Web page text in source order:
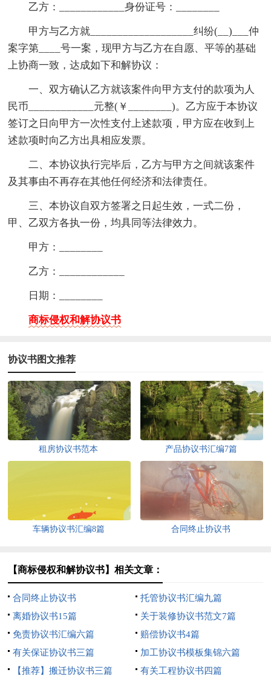
乙方：____________身份证号：________
甲方与乙方就___________________纠纷(__)___仲
案字第____号一案，现甲方与乙方在自愿、平等的基础
上协商一致，达成如下和解协议：
一、双方确认乙方就该案件向甲方支付的款项为人
民币____________元整(￥________)。乙方应于本协议
签订之日向甲方一次性支付上述款项，甲方应在收到上
述款项时向乙方出具相应发票。
二、本协议执行完毕后，乙方与甲方之间就该案件
及其事由不再存在其他任何经济和法律责任。
三、本协议自双方签署之日起生效，一式二份，
甲、乙双方各执一份，均具同等法律效力。
甲方：________
乙方：____________
日期：________
商标侵权和解协议书
协议书图文推荐
租房协议书范本 产品协议书汇编7篇
车辆协议书汇编8篇 合同终止协议书
【商标侵权和解协议书】相关文章：
合同终止协议书
托管协议书汇编九篇
离婚协议书15篇
关于装修协议书范文7篇
免责协议书汇编六篇
赔偿协议书4篇
有关保证协议书三篇
加工协议书模板集锦六篇
【推荐】搬迁协议书三篇
有关工程协议书四篇